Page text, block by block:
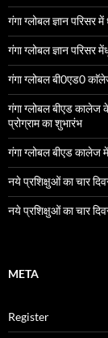
गंगा ग्लोबल ज्ञान परिसर
गंगा ग्लोबल ज्ञान परिसर
गंगा ग्लोबल बी0एड0
गंगा ग्लोबल बीएड
प्रोग्राम का शुभारंभ
गंगा ग्लोबल बीएड कालेज
नये प्रशिक्षुओं का चार
नये प्रशिक्षुओं का चार
META
Register